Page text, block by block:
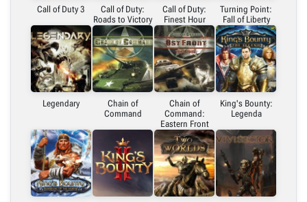
Call of Duty 3
Call of Duty:
Roads to Victory
Call of Duty:
Finest Hour
Turning Point:
Fall of Liberty
Legendary
Chain of
Command
Chain of
Command:
Eastern Front
King's Bounty:
Legenda